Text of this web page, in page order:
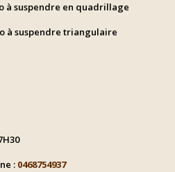
à suspendre en quadrillage
à suspendre triangulaire
: 0468754937